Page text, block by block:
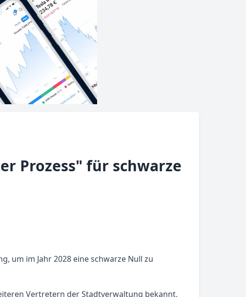
Prozess" für schwarze
um im Jahr 2028 eine schwarze Null zu
Vertretern der Stadtverwaltung bekannt.